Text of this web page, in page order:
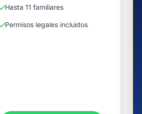
Hasta 11 familiares
Permisos legales incluidos